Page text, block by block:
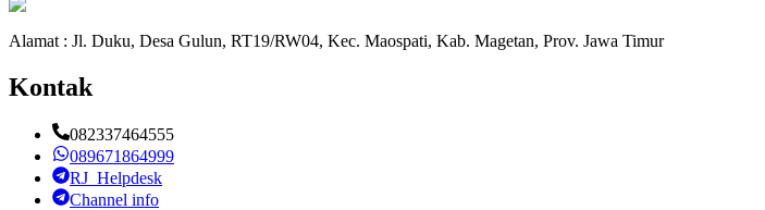
Alamat : Jl. Duku, Desa Gulun, RT19/RW04, Kec. Maospati, Kab. Magetan, Prov. Jawa Timur
Kontak
082337464555
089671864999
RJ_Helpdesk
Channel info